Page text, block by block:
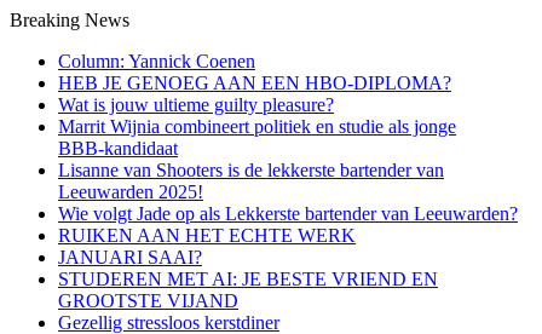
Breaking News
Column: Yannick Coenen
HEB JE GENOEG AAN EEN HBO-DIPLOMA?
Wat is jouw ultieme guilty pleasure?
Marrit Wijnia combineert politiek en studie als jonge
BBB‑kandidaat
Lisanne van Shooters is de lekkerste bartender van
Leeuwarden 2025!
Wie volgt Jade op als Lekkerste bartender van Leeuwarden?
RUIKEN AAN HET ECHTE WERK
JANUARI SAAI?
STUDEREN MET AI: JE BESTE VRIEND EN
GROOTSTE VIJAND
Gezellig stressloos kerstdiner